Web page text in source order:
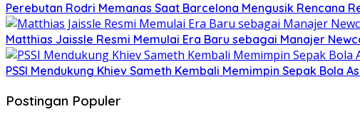
Perebutan Rodri Memanas Saat Barcelona Mengusik Rencana
Matthias Jaissle Resmi Memulai Era Baru sebagai Manajer
PSSI Mendukung Khiev Sameth Kembali Memimpin Sepak Bola
Postingan Populer